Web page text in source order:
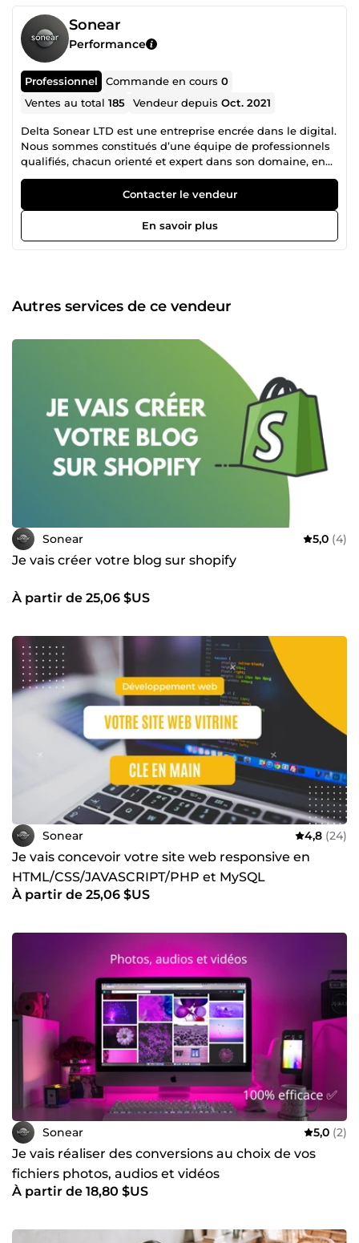
Sonear
Performance
Professionnel Commande en cours0
Ventes au total185 Vendeur depuisOct. 2021
Delta Sonear LTD est une entreprise encrée dans le digital.
Nous sommes constitués d’une équipe de professionnels
qualifiés, chacun orienté et expert dans son domaine, en
collaboration mutuelle pour un accompagnement
irréprochable dans la réalisation de vos projets. N’hésitez
donc pas à consulter la liste des différents services que
nous proposons et nous contacter pour tout autre besoin
spécifique en rapport avec nos services.
Contacter le vendeur
En savoir plus
Autres services de ce vendeur
Sonear 5,0 (4)
Je vais créer votre blog sur shopify
À partir de 25,06 $US
Sonear 4,8 (24)
Je vais concevoir votre site web responsive en
HTML/CSS/JAVASCRIPT/PHP et MySQL
À partir de 25,06 $US
Sonear 5,0 (2)
Je vais réaliser des conversions au choix de vos
fichiers photos, audios et vidéos
À partir de 18,80 $US